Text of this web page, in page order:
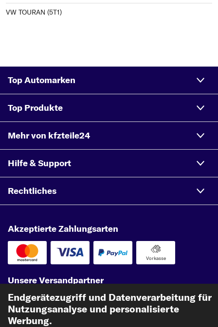
VW TOURAN (5T1)
Top Automarken
Top Produkte
Mehr von kfzteile24
Hilfe & Support
Rechtliches
Akzeptierte Zahlungsarten
Vorkasse
Unsere Versandpartner
Endgerätezugriff und Datenverarbeitung für
Nutzungsanalyse und personalisierte
Werbung.